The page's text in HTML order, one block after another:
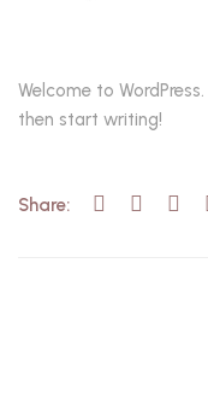
Welcome to
then start writing!
Share: